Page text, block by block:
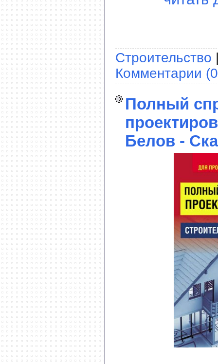
Строительство
Комментарии
Полный
Белов -